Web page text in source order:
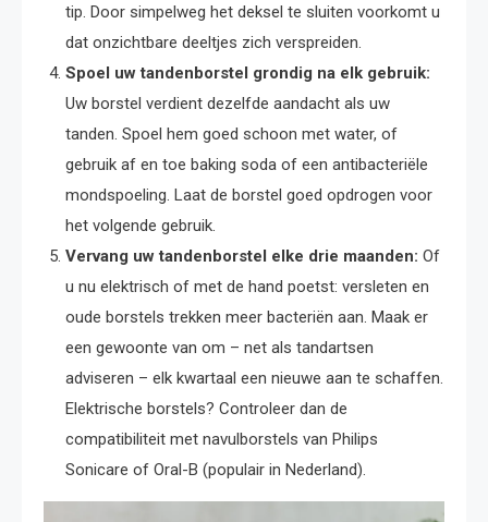
tip. Door simpelweg het deksel te sluiten voorkomt u
dat onzichtbare deeltjes zich verspreiden.
Spoel uw tandenborstel grondig na elk gebruik:
Uw borstel verdient dezelfde aandacht als uw
tanden. Spoel hem goed schoon met water, of
gebruik af en toe baking soda of een antibacteriële
mondspoeling. Laat de borstel goed opdrogen voor
het volgende gebruik.
Vervang uw tandenborstel elke drie maanden: Of
u nu elektrisch of met de hand poetst: versleten en
oude borstels trekken meer bacteriën aan. Maak er
een gewoonte van om – net als tandartsen
adviseren – elk kwartaal een nieuwe aan te schaffen.
Elektrische borstels? Controleer dan de
compatibiliteit met navulborstels van Philips
Sonicare of Oral-B (populair in Nederland).